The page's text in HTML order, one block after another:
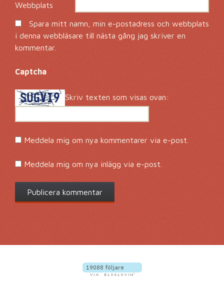
Webbplats
Spara mitt namn, min e-postadress och webbplats
i denna webbläsare till nästa gång jag skriver en
kommentar.
Captcha *
Skriv texten som visas ovan:
Meddela mig om nya kommentarer via e-post.
Meddela mig om nya inlägg via e-post.